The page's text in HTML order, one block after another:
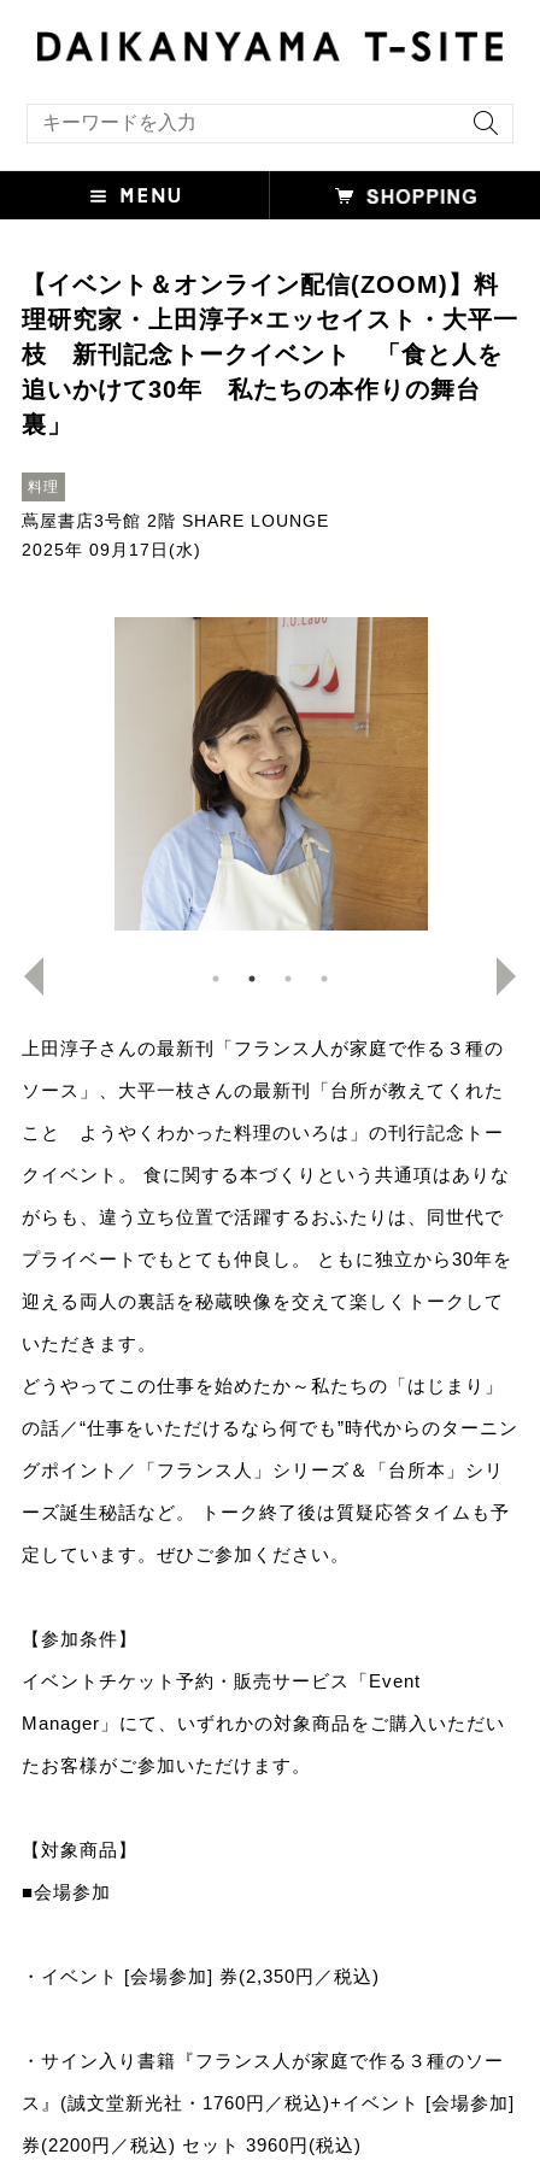
【イベント＆オンライン配信(ZOOM)】料
理研究家・上田淳子×エッセイスト・大平一
枝 新刊記念トークイベント 「食と人を
追いかけて30年 私たちの本作りの舞台
裏」
料理
蔦屋書店3号館 2階 SHARE LOUNGE
2025年 09月17日(水)
上田淳子さんの最新刊「フランス人が家庭で作る３種の
ソース」、大平一枝さんの最新刊「台所が教えてくれた
こと ようやくわかった料理のいろは」の刊行記念トー
クイベント。 食に関する本づくりという共通項はありな
がらも、違う立ち位置で活躍するおふたりは、同世代で
プライベートでもとても仲良し。 ともに独立から30年を
迎える両人の裏話を秘蔵映像を交えて楽しくトークして
いただきます。
どうやってこの仕事を始めたか～私たちの「はじまり」
の話／“仕事をいただけるなら何でも”時代からのターニン
グポイント／「フランス人」シリーズ＆「台所本」シリ
ーズ誕生秘話など。 トーク終了後は質疑応答タイムも予
定しています。ぜひご参加ください。
【参加条件】
イベントチケット予約・販売サービス「Event
Manager」にて、いずれかの対象商品をご購入いただい
たお客様がご参加いただけます。
【対象商品】
■会場参加
・イベント [会場参加] 券(2,350円／税込)
・サイン入り書籍『フランス人が家庭で作る３種のソー
ス』(誠文堂新光社・1760円／税込)+イベント [会場参加]
券(2200円／税込) セット 3960円(税込)